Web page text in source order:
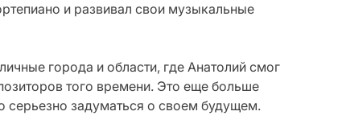
и развивал свои музыкальные
города и области, где Анатолий смог
того времени. Это еще больше
серьезно задуматься о своем будущем.